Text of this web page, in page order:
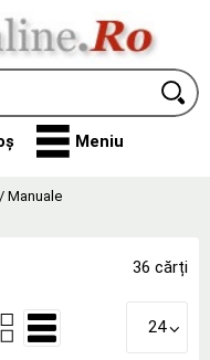
Meniu
/ Manuale
36 cărți
24